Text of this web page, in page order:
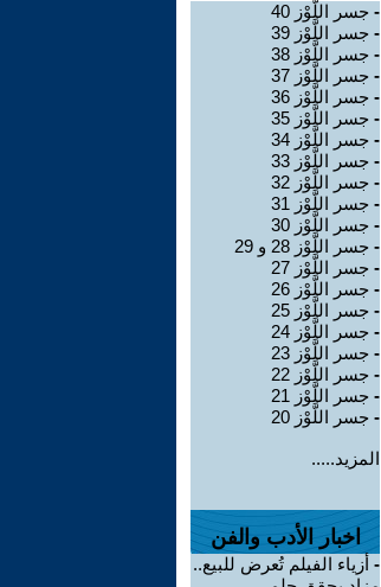
- جسر اللَّوْز 40
- جسر اللَّوْز 39
- جسر اللَّوْز 38
- جسر اللَّوْز 37
- جسر اللَّوْز 36
- جسر اللَّوْز 35
- جسر اللَّوْز 34
- جسر اللَّوْز 33
- جسر اللَّوْز 32
- جسر اللَّوْز 31
- جسر اللَّوْز 30
- جسر اللَّوْز 28 و 29
- جسر اللَّوْز 27
- جسر اللَّوْز 26
- جسر اللَّوْز 25
- جسر اللَّوْز 24
- جسر اللَّوْز 23
- جسر اللَّوْز 22
- جسر اللَّوْز 21
- جسر اللَّوْز 20
المزيد.....
اخبار الأدب والفن
- أزياء الفيلم تُعرض للبيع..